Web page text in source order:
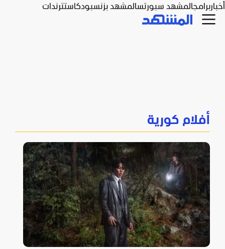
أخباربرامجالمشهد سبورتسالمشهد بزنسبودكاستترندات
أفلام كورية